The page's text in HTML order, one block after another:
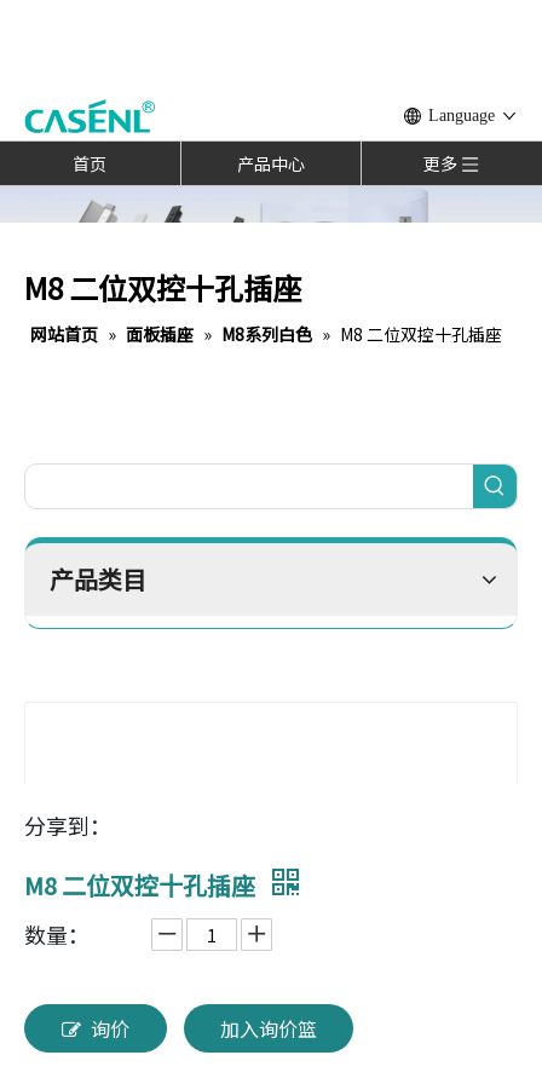
Language
首页 产品中心 更多
M8 二位双控十孔插座
网站首页 » 面板插座 » M8系列白色 » M8 二位双控十孔插座
产品类目
分享到：
M8 二位双控十孔插座
数量：
询价 加入询价篮